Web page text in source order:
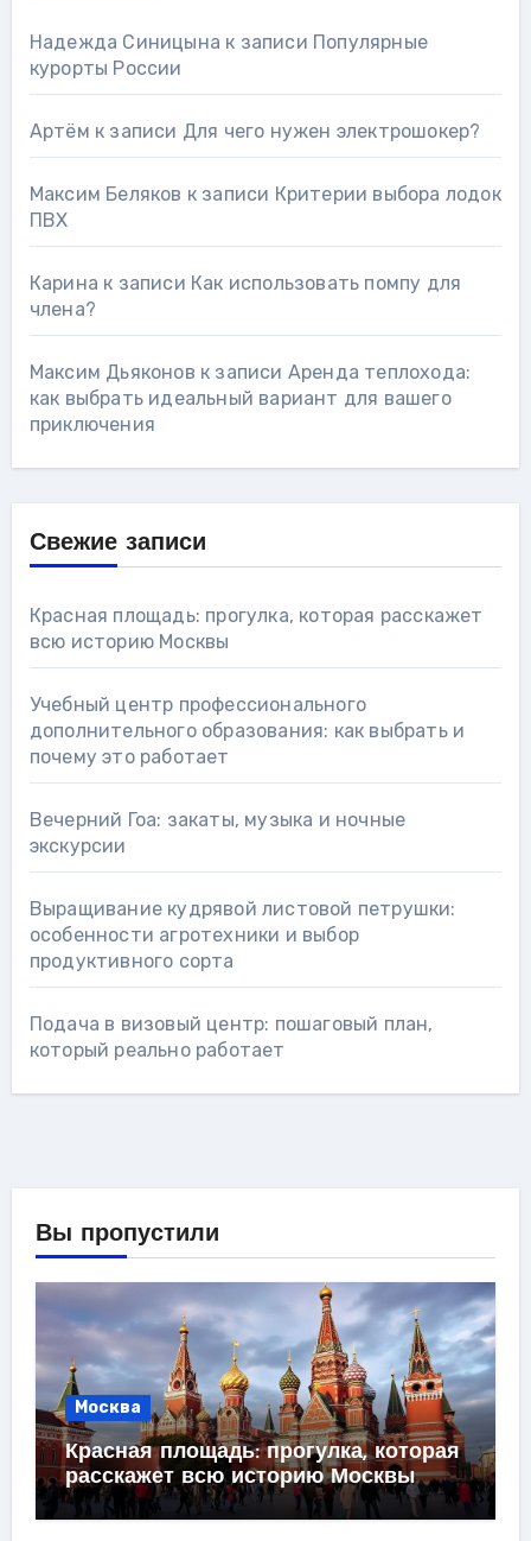
Надежда Синицына к записи Популярные
курорты России
Артём к записи Для чего нужен электрошокер?
Максим Беляков к записи Критерии выбора лодок
ПВХ
Карина к записи Как использовать помпу для
члена?
Максим Дьяконов к записи Аренда теплохода:
как выбрать идеальный вариант для вашего
приключения
Свежие записи
Красная площадь: прогулка, которая расскажет
всю историю Москвы
Учебный центр профессионального
дополнительного образования: как выбрать и
почему это работает
Вечерний Гоа: закаты, музыка и ночные
экскурсии
Выращивание кудрявой листовой петрушки:
особенности агротехники и выбор
продуктивного сорта
Подача в визовый центр: пошаговый план,
который реально работает
Вы пропустили
Москва
Красная площадь: прогулка, которая
расскажет всю историю Москвы